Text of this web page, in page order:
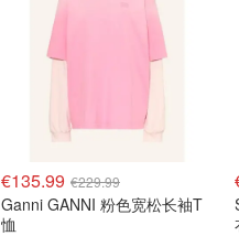
€135.99 €229.99
Ganni GANNI 粉色宽松长袖T
恤